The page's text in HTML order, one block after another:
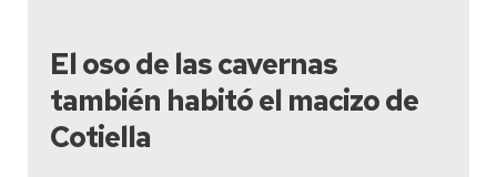
El oso de las cavernas
también habitó el macizo de
Cotiella